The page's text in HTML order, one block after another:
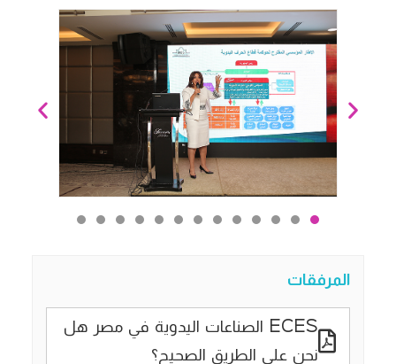
المرفقات
ECES الصناعات اليدوية في مصر هل
نحن على الطريق الصحيح؟